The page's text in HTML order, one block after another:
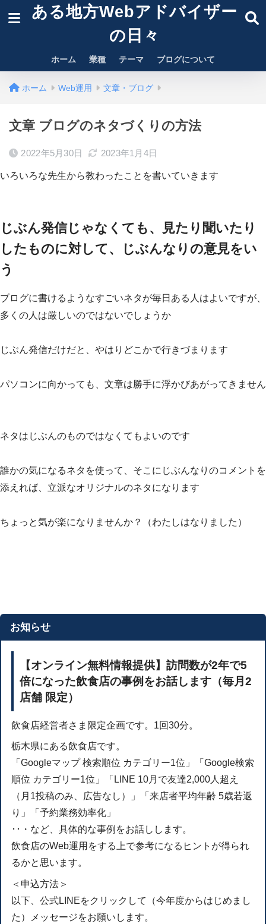
ある地方Webアドバイザー
の日々
ホーム 業種 テーマ ブログについて
ホーム Web運用 文章・ブログ
文章 ブログのネタづくりの方法
2022年5月30日 2023年1月4日
いろいろな先生から教わったことを書いていきます
じぶん発信じゃなくても、見たり聞いたり
したものに対して、じぶんなりの意見をい
う
ブログに書けるようなすごいネタが毎日ある人はよいですが、
多くの人は厳しいのではないでしょうか
じぶん発信だけだと、やはりどこかで行きづまります
パソコンに向かっても、文章は勝手に浮かびあがってきません
ネタはじぶんのものではなくてもよいのです
誰かの気になるネタを使って、そこにじぶんなりのコメントを
添えれば、立派なオリジナルのネタになります
ちょっと気が楽になりませんか？（わたしはなりました）
お知らせ
【オンライン無料情報提供】訪問数が2年で5
倍になった飲食店の事例をお話します（毎月2
店舗 限定）
飲食店経営者さま限定企画です。1回30分。
栃木県にある飲食店です。
「Googleマップ 検索順位 カテゴリー1位」「Google検索
順位 カテゴリー1位」「LINE 10月で友達2,000人超え
（月1投稿のみ、広告なし）」「来店者平均年齢 5歳若返
り」「予約業務効率化」
･･・など、具体的な事例をお話しします。
飲食店のWeb運用をする上で参考になるヒントが得られ
るかと思います。
＜申込方法＞
以下、公式LINEをクリックして（今年度からはじめまし
た）メッセージをお願いします。